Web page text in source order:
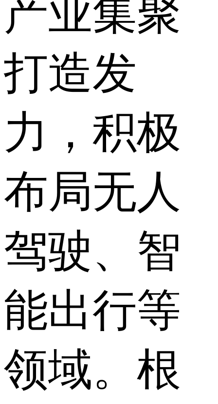
产业集聚
打造发
力，积极
布局无人
驾驶、智
能出行等
领域。根